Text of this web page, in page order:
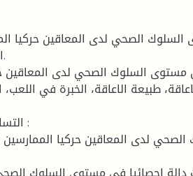
طبيعة الاعاقة، الخبرة في اللعب،